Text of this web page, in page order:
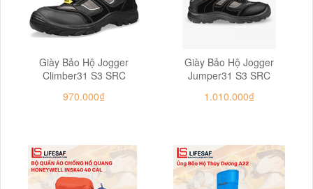
Giày Bảo Hộ Jogger
Climber31 S3 SRC
970.000₫
Giày Bảo Hộ Jogger
Jumper31 S3 SRC
1.010.000₫